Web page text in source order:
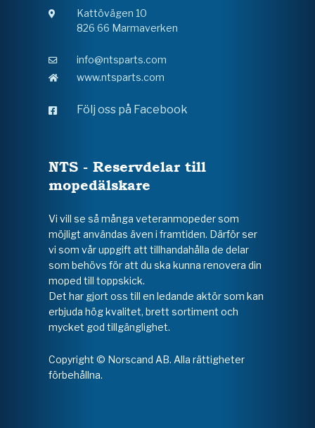
Kattövägen 10
826 66 Marmaverken
info@ntsparts.com
www.ntsparts.com
Följ oss på Facebook
NTS - Reservdelar till
mopedälskare
Vi vill se så många veteranmopeder som
möjligt användas även i framtiden. Därför ser
vi som vår uppgift att tillhandahålla de delar
som behövs för att du ska kunna renovera din
moped till toppskick.
Det har gjort oss till en ledande aktör som kan
erbjuda hög kvalitet, brett sortiment och
mycket god tillgänglighet.
Copyright © Norscand AB. Alla rättigheter
förbehållna.